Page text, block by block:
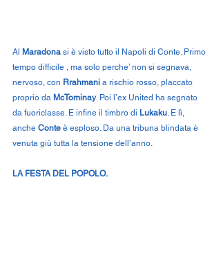
Al Maradona si è visto tutto il Napoli di Conte. Primo
tempo difficile , ma solo perche’ non si segnava,
nervoso, con Rrahmani a rischio rosso, placcato
proprio da McTominay. Poi l’ex United ha segnato
da fuoriclasse. E infine il timbro di Lukaku. E lì,
anche Conte è esploso. Da una tribuna blindata è
venuta giù tutta la tensione dell’anno.
LA FESTA DEL POPOLO.